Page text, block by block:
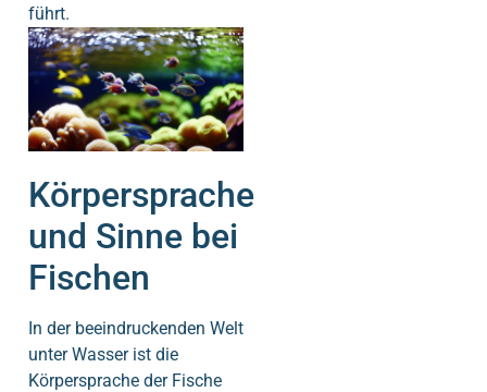
führt.
Körpersprache
und Sinne bei
Fischen
In der beeindruckenden Welt
unter Wasser ist die
Körpersprache der Fische